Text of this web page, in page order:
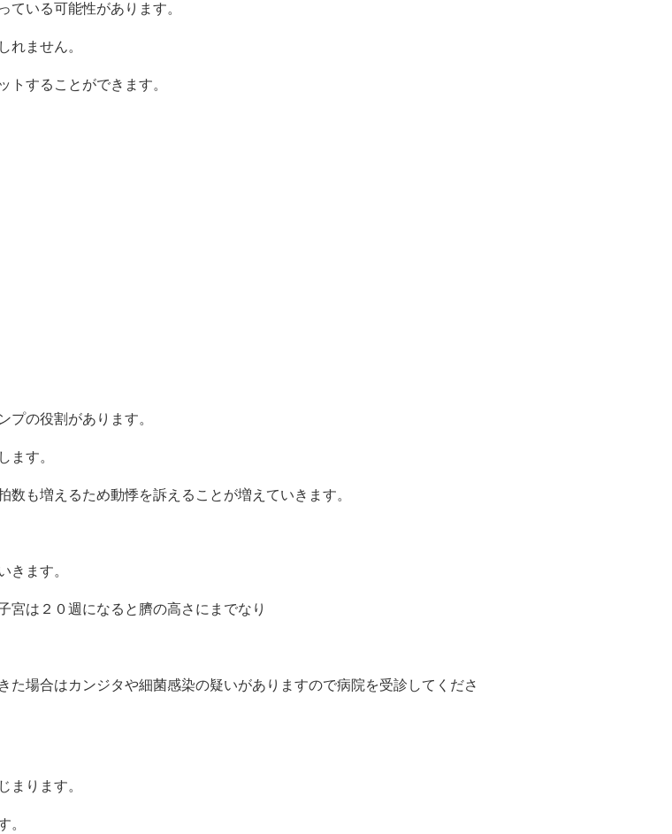
ている可能性があります。
れません。
トすることができます。
プの役割があります。
ます。
も増えるため動悸を訴えることが増えていきます。
きます。
宮は２０週になると臍の高さにまでなり
場合はカンジタや細菌感染の疑いがありますので病院を受診してくださ
まります。
。